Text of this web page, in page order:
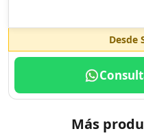
Desde
Más